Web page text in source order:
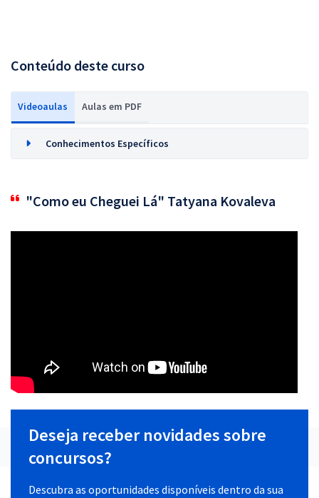
Conteúdo deste curso
Videoaulas Aulas em PDF
Conhecimentos Específicos
"Como eu Cheguei Lá" Tatyana Kovaleva
Deseja receber novidades sobre
concursos?
Descubra as oportunidades disponíveis dentro da sua